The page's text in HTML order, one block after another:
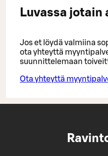
Luvassa
Jos et löydä valmiina
ota yhteyttä
suunnittelemaan
Ota yhteyttä